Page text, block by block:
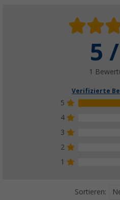
5
1
Verifizierte
5
4
3
2
1
Sortieren: